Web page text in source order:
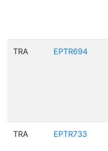
TRA EPTR694
TRA EPTR733